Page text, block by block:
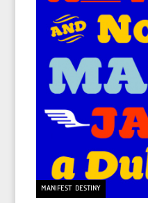
MANIFEST DESTINY